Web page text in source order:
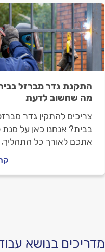
התקנת גדר מברזל
מה שחשוב לדעת
צריכים להתקין גדר
בבית? אנחנו כאן על מנת
אתכם לאורך כל התהליך,
המתאימה ולהתנהל נכון
המסגר שיבצע עבורכם
מדריכים בנושא